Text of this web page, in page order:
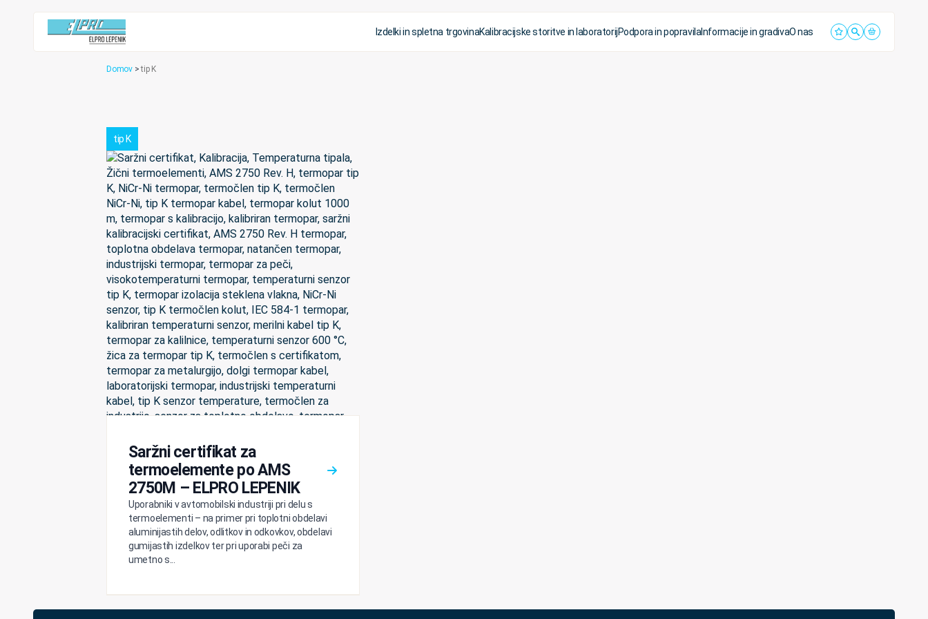
Izdelki in spletna trgovinaKalibracijske storitve in laboratorijPodpora in popravilaInformacije in gradivaO nas
Domov > tip K
tip K
Saržni certifikat za
termoelemente po AMS
2750M – ELPRO LEPENIK
Uporabniki v avtomobilski industriji pri delu s
termoelementi – na primer pri toplotni obdelavi
aluminijastih delov, odlitkov in odkovkov, obdelavi
gumijastih izdelkov ter pri uporabi peči za
umetno s...